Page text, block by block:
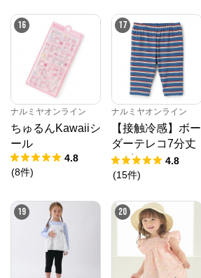
16
ナルミヤオンライン
ちゅるんKawaiiシ
ール
4.8
(8件)
17
ナルミヤオンライン
【接触冷感】ボー
ダーテレコ7分丈
レギンス
4.8
(15件)
19 20